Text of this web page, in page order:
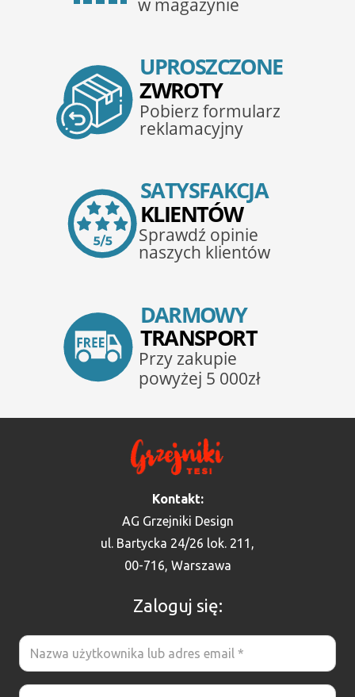
Kontakt:
AG Grzejniki Design
ul. Bartycka 24/26 lok. 211,
00-716, Warszawa
Zaloguj się: